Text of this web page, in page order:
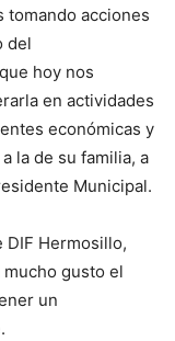
tomando acciones
del
hoy nos
en actividades
económicas y
la de su familia, a
Municipal.
DIF Hermosillo,
gusto el
un